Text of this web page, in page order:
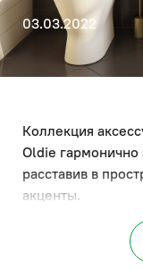
03.03.2022
Коллекция
Oldie гармонично
расставив в
акценты.
Аксессуары
матовое
крючок,